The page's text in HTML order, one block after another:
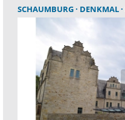
SCHAUMBURG DENKMAL